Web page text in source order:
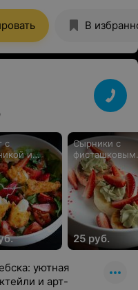
В
с
и
сыром
Сырники с
фисташковым
кремом и
клубникой
25 руб.
уютная
и арт-